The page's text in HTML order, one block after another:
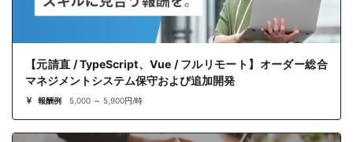
【元請直 / TypeScript、Vue / フルリモート】オーダー総合
マネジメントシステム保守および追加開発
報酬例 5,000 ～ 5,900円/時